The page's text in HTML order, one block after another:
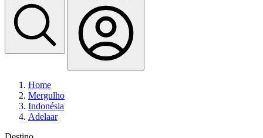
Home
Mergulho
Indonésia
Adelaar